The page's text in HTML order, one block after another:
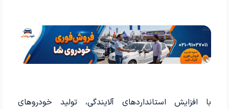
با افزایش استانداردهای آلایندگی، تولید خودروهای